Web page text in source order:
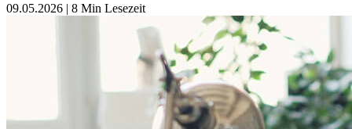
09.05.2026 | 8 Min Lesezeit